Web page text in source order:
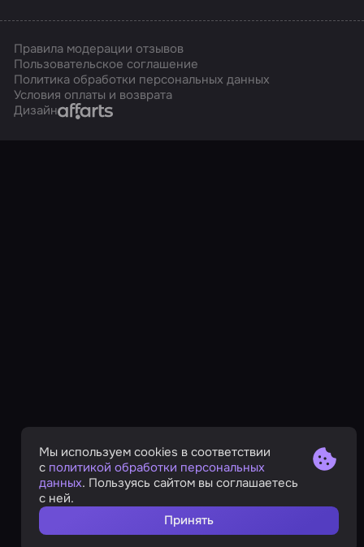
Правила модерации отзывов
Пользовательское соглашение
Политика обработки персональных данных
Условия оплаты и возврата
ДизайнAffarts
Мы используем cookies в соответствии
с политикой обработки персональных
данных. Пользуясь сайтом вы соглашаетесь
с ней.
Принять